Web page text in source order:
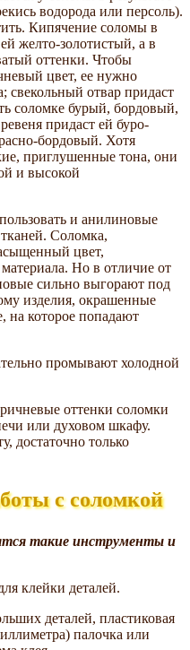
водорода или персоль).
Кипячение соломы в
желто-золотистый, а в
оттенки. Чтобы
цвет, ее нужно
свекольный отвар придаст
соломке бурый, бордовый,
придаст ей буро-
бордовый. Хотя
приглушенные тона, они
и высокой
и анилиновые
Соломка,
цвет,
Но в отличие от
сильно выгорают под
изделия, окрашенные
на которое попадают
промывают холодной
оттенки соломки
или духовом шкафу.
достаточно только
с соломкой
такие инструменты и
клейки деталей.
деталей, пластиковая
палочка или